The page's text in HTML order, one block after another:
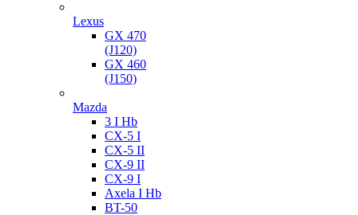
Lexus
GX 470
(J120)
GX 460
(J150)
Mazda
3 I Hb
CX-5 I
CX-5 II
CX-9 II
CX-9 I
Axela I Hb
BT-50